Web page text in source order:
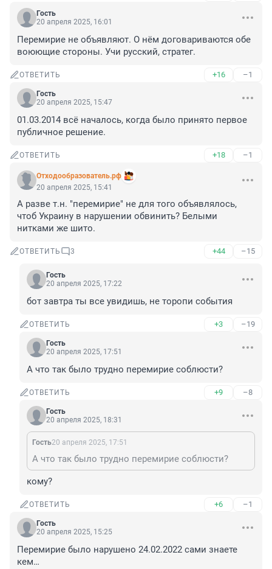
Гость
20 апреля 2025, 16:01
Перемирие не объявляют. О нём договариваются обе
воюющие стороны. Учи русский, стратег.
ОТВЕТИТЬ +16 –1
Гость
20 апреля 2025, 15:47
01.03.2014 всё началось, когда было принято первое
публичное решение.
ОТВЕТИТЬ +18 –1
Отходообразователь.рф
20 апреля 2025, 15:41
А разве т.н. "перемирие" не для того объявлялось,
чтоб Украину в нарушении обвинить? Белыми
нитками же шито.
ОТВЕТИТЬ 3 +44 –15
Гость
20 апреля 2025, 17:22
бот завтра ты все увидишь, не торопи события
ОТВЕТИТЬ +3 –19
Гость
20 апреля 2025, 17:51
А что так было трудно перемирие соблюсти?
ОТВЕТИТЬ +9 –8
Гость
20 апреля 2025, 18:31
Гость20 апреля 2025, 17:51
А что так было трудно перемирие соблюсти?
кому?
ОТВЕТИТЬ +6 –1
Гость
20 апреля 2025, 15:25
Перемирие было нарушено 24.02.2022 сами знаете
кем…